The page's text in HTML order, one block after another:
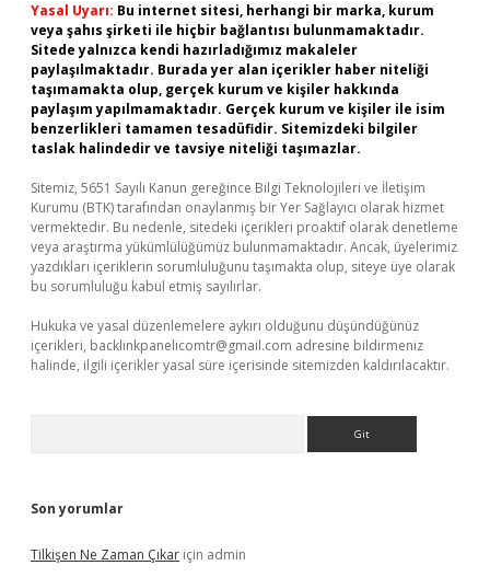
Yasal Uyarı: Bu internet sitesi, herhangi bir marka, kurum
veya şahıs şirketi ile hiçbir bağlantısı bulunmamaktadır.
Sitede yalnızca kendi hazırladığımız makaleler
paylaşılmaktadır. Burada yer alan içerikler haber niteliği
taşımamakta olup, gerçek kurum ve kişiler hakkında
paylaşım yapılmamaktadır. Gerçek kurum ve kişiler ile isim
benzerlikleri tamamen tesadüfidir. Sitemizdeki bilgiler
taslak halindedir ve tavsiye niteliği taşımazlar.
Sitemiz, 5651 Sayılı Kanun gereğince Bilgi Teknolojileri ve İletişim
Kurumu (BTK) tarafından onaylanmış bir Yer Sağlayıcı olarak hizmet
vermektedir. Bu nedenle, sitedeki içerikleri proaktif olarak denetleme
veya araştırma yükümlülüğümüz bulunmamaktadır. Ancak, üyelerimiz
yazdıkları içeriklerin sorumluluğunu taşımakta olup, siteye üye olarak
bu sorumluluğu kabul etmiş sayılırlar.
Hukuka ve yasal düzenlemelere aykırı olduğunu düşündüğünüz
içerikleri, backlinkpanelicomtr@gmail.com adresine bildirmeniz
halinde, ilgili içerikler yasal süre içerisinde sitemizden kaldırılacaktır.
Son yorumlar
Tilkişen Ne Zaman Çıkar için admin